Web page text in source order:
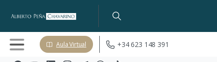
Aula Virtual +34 623 148 391